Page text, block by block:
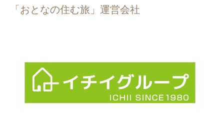
「おとなの住む旅」運営会社